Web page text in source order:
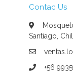
Contac Us
Santiago,
+56